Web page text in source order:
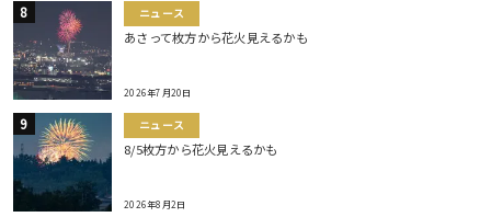
ニュース
あさって枚方から花火見えるかも
2026年7月20日
ニュース
8/5枚方から花火見えるかも
2026年8月2日